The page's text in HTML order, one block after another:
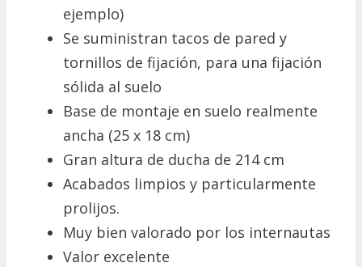
ejemplo)
Se suministran tacos de pared y
tornillos de fijación, para una fijación
sólida al suelo
Base de montaje en suelo realmente
ancha (25 x 18 cm)
Gran altura de ducha de 214 cm
Acabados limpios y particularmente
prolijos.
Muy bien valorado por los internautas
Valor excelente